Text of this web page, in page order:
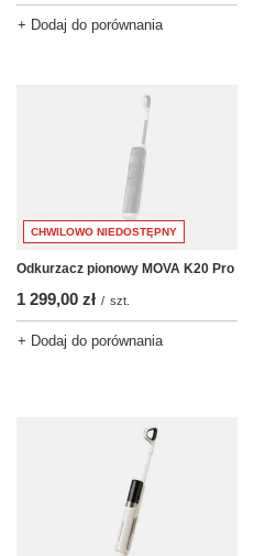
+ Dodaj do porównania
CHWILOWO NIEDOSTĘPNY
Odkurzacz pionowy MOVA K20 Pro
1 299,00 zł / szt.
+ Dodaj do porównania